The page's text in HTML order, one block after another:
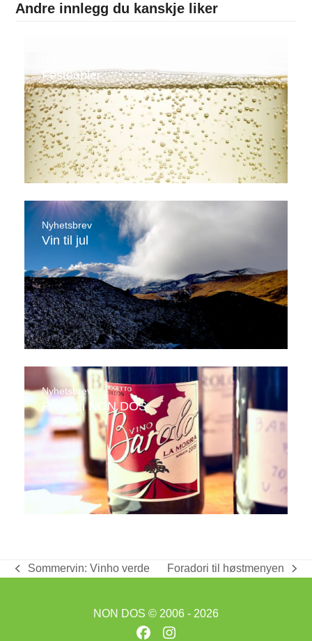
Andre innlegg du kanskje liker
Festbobler
Nyhetsbrev
Vin til jul
Nyhetsbrev
Progetti NON DOS
previous
Sommervin: Vinho verde
next
Foradori til høstmenyen
NON DOS © 2006 - 2026